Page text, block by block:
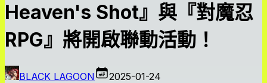
Heaven's Shot』與『對魔忍
RPG』將開啟聯動活動！
BLACK LAGOON 2025-01-24